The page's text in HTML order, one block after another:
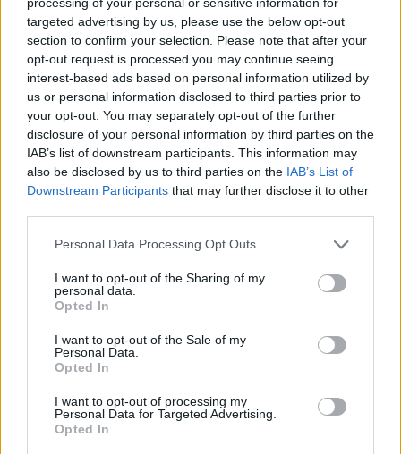
targeted advertising by us, please use the below opt-out
section to confirm your selection. Please note that after your
opt-out request is processed you may continue seeing
interest-based ads based on personal information utilized by
us or personal information disclosed to third parties prior to
your opt-out. You may separately opt-out of the further
disclosure of your personal information by third parties on the
IAB’s list of downstream participants. This information may
also be disclosed by us to third parties on the IAB’s List of
Downstream Participants that may further disclose it to other
Personal Data Processing Opt Outs
I want to opt-out of the Sharing of my
personal data.
Opted In
I want to opt-out of the Sale of my
Personal Data.
Opted In
I want to opt-out of processing my
Personal Data for Targeted Advertising.
Opted In
τελικά ο Κώστας Χατζηχρήστος. Ο Βασίλης
Λογοθετίδης πέθανε στην Αθήνα στις20
Φεβρουαρίου 1960, σε ηλικία 62 ετών.
Πηγή: SanSimera.gr
Ακολουθήστε τοnotospress.grστο Google News και
μάθετε πρώτοιόλες τις ειδήσεις
ΣΑΝ ΣΗΜΕΡΑ ΗΘΟΠΟΙΟΣ
ΒΑΣΙΛΗΣ ΛΟΓΟΘΕΤΙΔΗΣ
ΘΕΑΤΡΟ
ΚΙΝΗΜΑΤΟΓΡΑΦΟΣ